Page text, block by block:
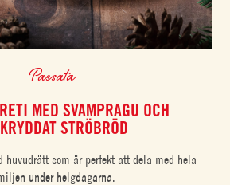
Passata
MED SVAMPRAGU OCH
STRÖBRÖD
huvudrätt som är perfekt att dela med hela
under helgdagarna.